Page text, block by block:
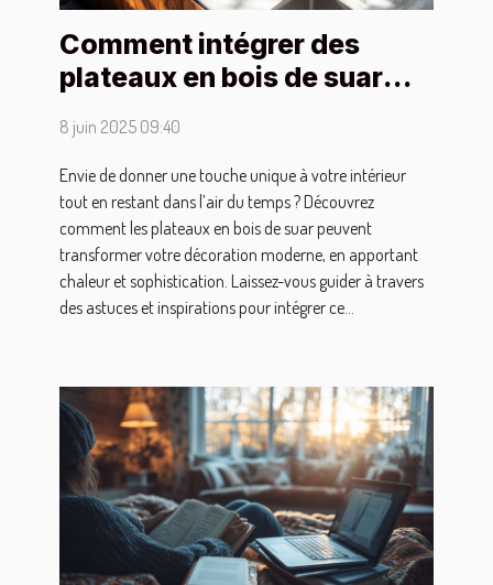
Comment intégrer des
plateaux en bois de suar
moderne
8 juin 2025 09:40
Envie de donner une touche unique à votre intérieur
tout en restant dans l’air du temps ? Découvrez
comment les plateaux en bois de suar peuvent
transformer votre décoration moderne, en apportant
chaleur et sophistication. Laissez-vous guider à travers
des astuces et inspirations pour intégrer ce...